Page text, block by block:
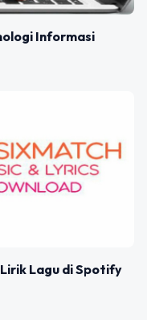
Informasi
Lagu di Spotify